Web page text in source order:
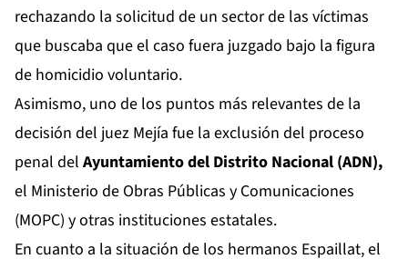
rechazando la solicitud de un sector de las víctimas
que buscaba que el caso fuera juzgado bajo la figura
de homicidio voluntario.
Asimismo, uno de los puntos más relevantes de la
decisión del juez Mejía fue la exclusión del proceso
penal del Ayuntamiento del Distrito Nacional (ADN),
el Ministerio de Obras Públicas y Comunicaciones
(MOPC) y otras instituciones estatales.
En cuanto a la situación de los hermanos Espaillat, el